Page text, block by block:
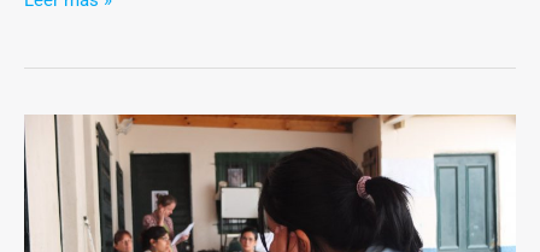
Educación
en
pandemia:
cómo